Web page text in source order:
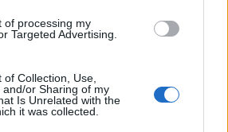
of processing my
Targeted Advertising.
Collection, Use,
and/or Sharing of my
Is Unrelated with the
it was collected.